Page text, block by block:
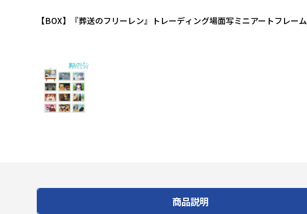
【BOX】『葬送のフリーレン』トレーディング場面写ミニアートフレーム
商品説明